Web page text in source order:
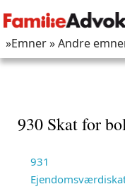
»Emner» Andre
930 Skat for
931